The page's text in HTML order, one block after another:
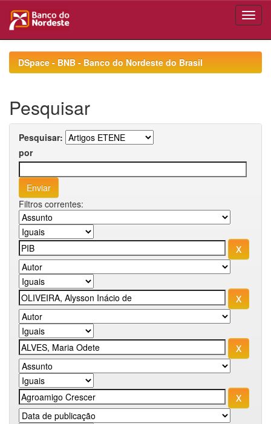
navigationDSpace - BNB - Banco do Nordeste do Brasil
Pesquisar
Pesquisar:
por
Filtros correntes: